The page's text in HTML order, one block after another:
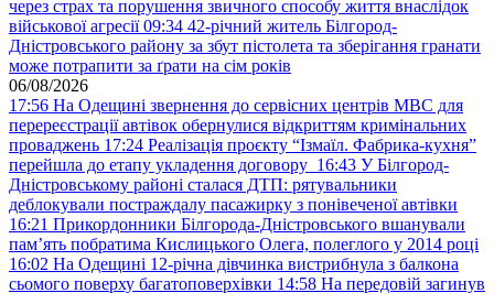
через страх та порушення звичного способу життя внаслідок
військової агресії 09:34 42-річний житель Білгород-
Дністровського району за збут пістолета та зберігання гранати
може потрапити за ґрати на сім років
06/08/2026
17:56 На Одещині звернення до сервісних центрів МВС для
перереєстрації автівок обернулися відкриттям кримінальних
проваджень 17:24 Реалізація проєкту “Ізмаїл. Фабрика-кухня”
перейшла до етапу укладення договору 16:43 У Білгород-
Дністровському районі сталася ДТП: рятувальники
деблокували постраждалу пасажирку з понівеченої автівки
16:21 Прикордонники Білгорода-Дністровського вшанували
пам’ять побратима Кислицького Олега, полеглого у 2014 році
16:02 На Одещині 12-річна дівчинка вистрибнула з балкона
сьомого поверху багатоповерхівки 14:58 На передовій загинув